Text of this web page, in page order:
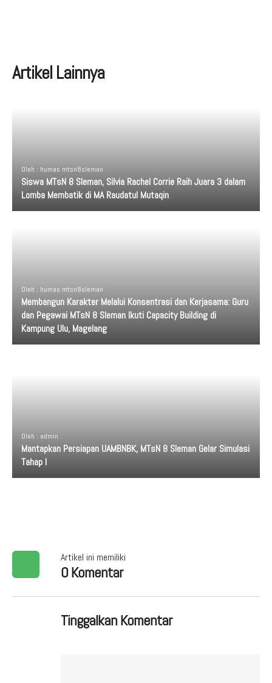
Artikel Lainnya
Oleh : humas mtsn8sleman
Siswa MTsN 8 Sleman, Silvia Rachel Corrie Raih Juara 3 dalam
Lomba Membatik di MA Raudatul Mutaqin
Oleh : humas mtsn8sleman
Membangun Karakter Melalui Konsentrasi dan Kerjasama: Guru
dan Pegawai MTsN 8 Sleman Ikuti Capacity Building di
Kampung Ulu, Magelang
Oleh : admin
Mantapkan Persiapan UAMBNBK, MTsN 8 Sleman Gelar Simulasi
Tahap I
Artikel ini memiliki
0 Komentar
Tinggalkan Komentar